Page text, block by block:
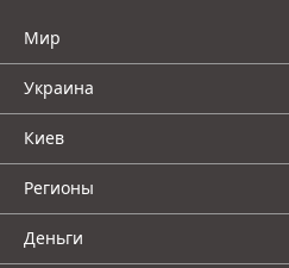
Мир
Украина
Киев
Регионы
Деньги